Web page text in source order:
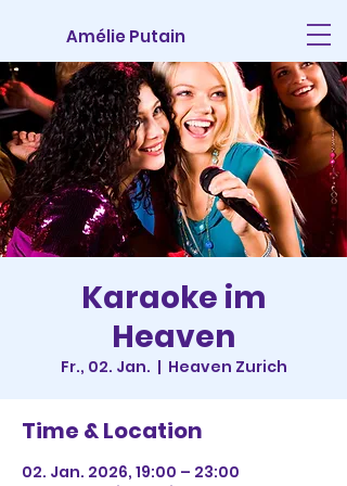
Amélie Putain
Karaoke im
Heaven
Fr., 02. Jan.
  |
Heaven Zurich
Time & Location
02. Jan. 2026, 19:00 – 23:00